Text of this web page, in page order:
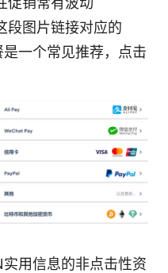
段图片链接对应的
一个常见推荐，点击
用信息的非点击性资